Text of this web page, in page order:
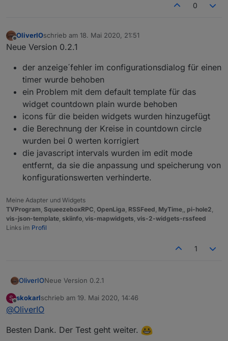
0
Offline
OliverIOschrieb am 18. Mai 2020, 21:51
zuletzt editiert von
Neue Version 0.2.1
der anzeige´fehler im configurationsdialog für einen
timer wurde behoben
ein Problem mit dem default template für das
widget countdown plain wurde behoben
icons für die beiden widgets wurden hinzugefügt
die Berechnung der Kreise in countdown circle
wurden bei 0 werten korrigiert
die javascript intervals wurden im edit mode
entfernt, da sie die anpassung und speicherung von
konfigurationswerten verhinderte.
Meine Adapter und Widgets
TVProgram, SqueezeboxRPC, OpenLiga, RSSFeed, MyTime,, pi-hole2,
vis-json-template, skiinfo, vis-mapwidgets, vis-2-widgets-rssfeed
Links im Profil
1
OliverIONeue Version 0.2.1
der anzeige´fehler im configurationsdialog für
widget countdown plain wurde behoben
S
Offline
skokarlschrieb am 19. Mai 2020, 14:46
zuletzt editiert von
@OliverIO
Besten Dank. Der Test geht weiter.